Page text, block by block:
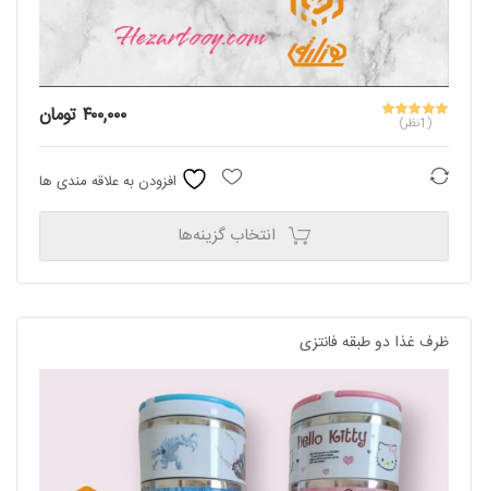
۴۰۰,۰۰۰ تومان (1نظر)
افزودن به علاقه مندی ها
انتخاب گزینه‌ها
product
has
multiple
variants.
options
chosen
ظرف غذا دو طبقه فانتزی